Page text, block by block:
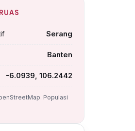
Serang
Banten
-6.0939, 106.2442
Populasi